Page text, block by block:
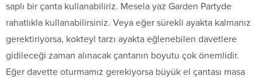
saplı bir çanta kullanabiliriz. Mesela yaz Garden Partyde
rahatlıkla kullanabilirsiniz. Veya eğer sürekli ayakta kalmanız
gerektiriyorsa, kokteyl tarzı ayakta eğlenebilen davetlere
gidileceği zaman alınacak çantanın boyutu çok önemlidir.
Eğer davette oturmamız gerekiyorsa büyük el çantası masa